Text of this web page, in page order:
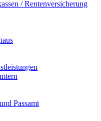
/ Rentenversicherung
Passamt